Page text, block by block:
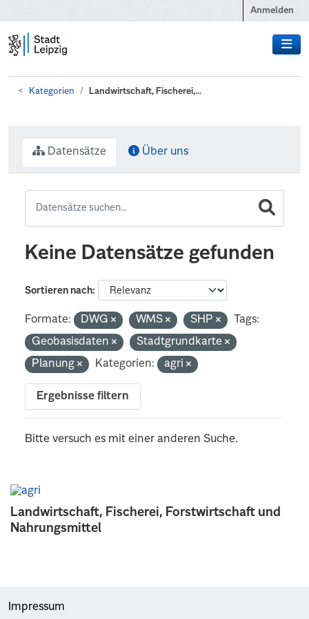
Anmelden
Kategorien Landwirtschaft, Fischerei,...
Landwirtschaft, Fischerei, Forstwirtschaft und
Nahrungsmittel
Datensätze Über uns
Keine Datensätze gefunden
Sortieren nach
Formate: DWG WMS SHP
Tags:
Geobasisdaten
Stadtgrundkarte
Planung
Kategorien: agri
Ergebnisse filtern
Bitte versuch es mit einer anderen Suche.
Impressum